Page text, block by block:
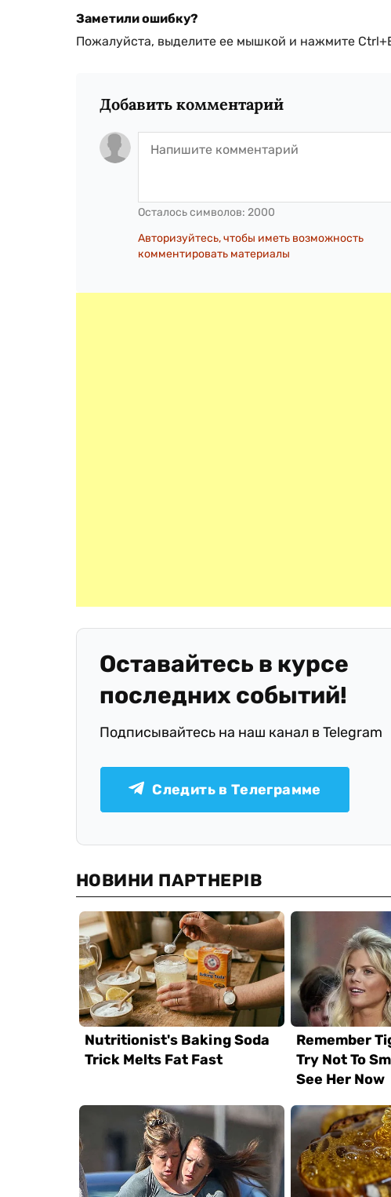
Заметили ошибку?
Пожалуйста, выделите ее мышкой и нажмите
Добавить комментарий
Осталось символов: 2000
Авторизуйтесь, чтобы иметь возможность
комментировать материалы
Оставайтесь в курсе
последних событий!
Подписывайтесь на наш канал в Telegram
Следить в Телеграмме